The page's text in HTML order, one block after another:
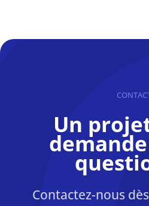
Un
Contactez-nous